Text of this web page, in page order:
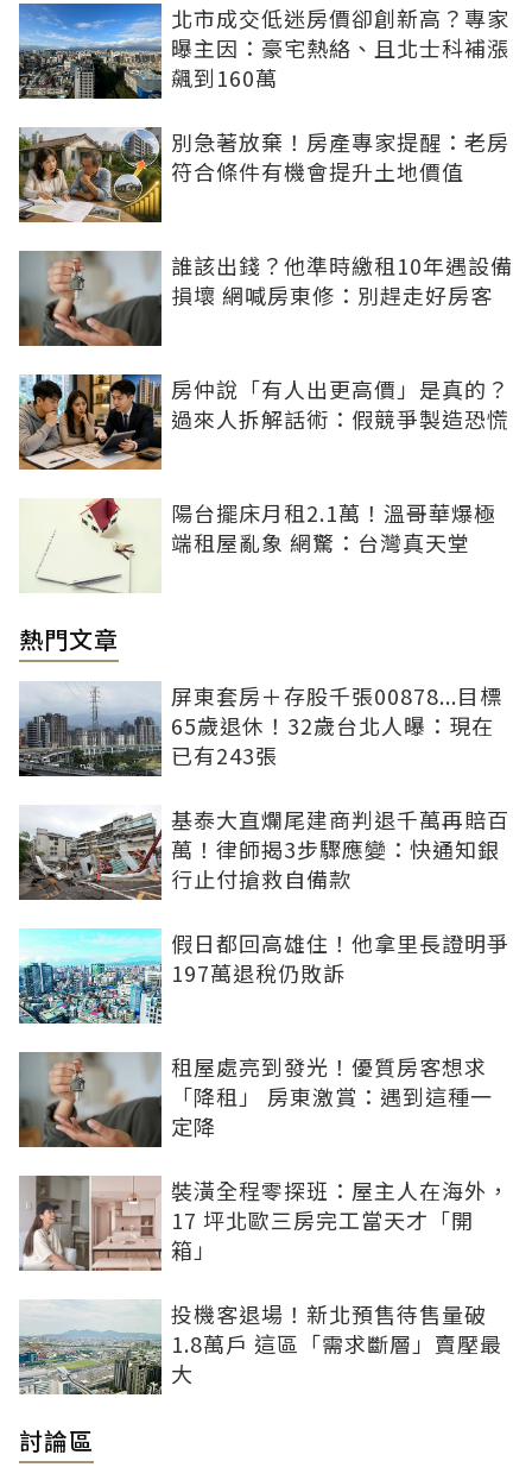
北市成交低迷房價卻創新高？專家
曝主因：豪宅熱絡、且北士科補漲
飆到160萬
別急著放棄！房產專家提醒：老房
符合條件有機會提升土地價值
誰該出錢？他準時繳租10年遇設備
損壞 網喊房東修：別趕走好房客
房仲說「有人出更高價」是真的？
過來人拆解話術：假競爭製造恐慌
陽台擺床月租2.1萬！溫哥華爆極
端租屋亂象 網驚：台灣真天堂
熱門文章
屏東套房＋存股千張00878...目標
65歲退休！32歲台北人曝：現在
已有243張
基泰大直爛尾建商判退千萬再賠百
萬！律師揭3步驟應變：快通知銀
行止付搶救自備款
假日都回高雄住！他拿里長證明爭
197萬退稅仍敗訴
租屋處亮到發光！優質房客想求
「降租」 房東激賞：遇到這種一
定降
裝潢全程零探班：屋主人在海外，
17 坪北歐三房完工當天才「開
箱」
投機客退場！新北預售待售量破
1.8萬戶 這區「需求斷層」賣壓最
大
討論區